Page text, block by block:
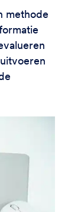
methode